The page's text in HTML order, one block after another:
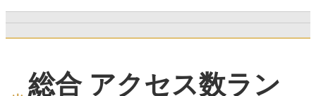
総合 アクセス数ラン